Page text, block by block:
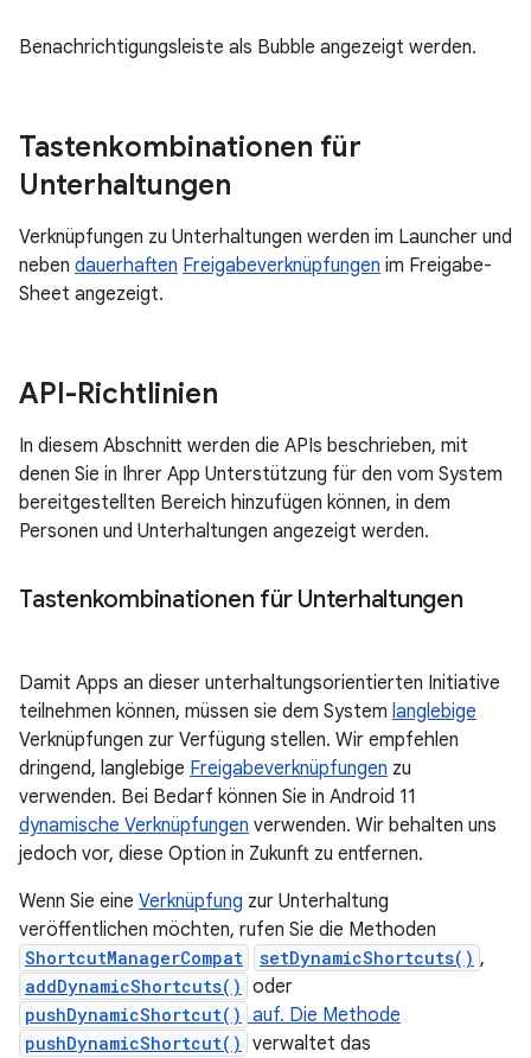
Benachrichtigungsleiste als Bubble angezeigt werden.
Tastenkombinationen für
Unterhaltungen
Verknüpfungen zu Unterhaltungen werden im Launcher und
neben dauerhaften Freigabeverknüpfungen im Freigabe-
Sheet angezeigt.
API-Richtlinien
In diesem Abschnitt werden die APIs beschrieben, mit
denen Sie in Ihrer App Unterstützung für den vom System
bereitgestellten Bereich hinzufügen können, in dem
Personen und Unterhaltungen angezeigt werden.
Tastenkombinationen für Unterhaltungen
Damit Apps an dieser unterhaltungsorientierten Initiative
teilnehmen können, müssen sie dem System langlebige
Verknüpfungen zur Verfügung stellen. Wir empfehlen
dringend, langlebige Freigabeverknüpfungen zu
verwenden. Bei Bedarf können Sie in Android 11
dynamische Verknüpfungen verwenden. Wir behalten uns
jedoch vor, diese Option in Zukunft zu entfernen.
Wenn Sie eine Verknüpfung zur Unterhaltung
veröffentlichen möchten, rufen Sie die Methoden
ShortcutManagerCompat setDynamicShortcuts() ,
addDynamicShortcuts() oder
pushDynamicShortcut() auf. Die Methode
pushDynamicShortcut() verwaltet das